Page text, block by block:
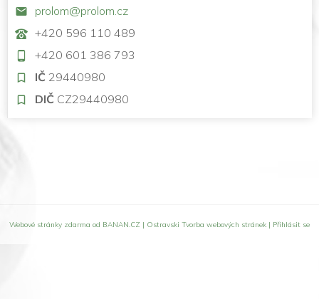
prolom@prolom.cz
+420 596 110 489
+420 601 386 793
IČ 29440980
DIČ CZ29440980
Webové stránky zdarma od BANAN.CZ | Ostravski Tvorba webových stránek | Přihlásit se